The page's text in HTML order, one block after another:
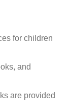
for children
and
are provided